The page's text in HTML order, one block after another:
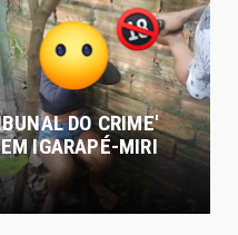
DO CRIME'
IGARAPÉ-MIRI